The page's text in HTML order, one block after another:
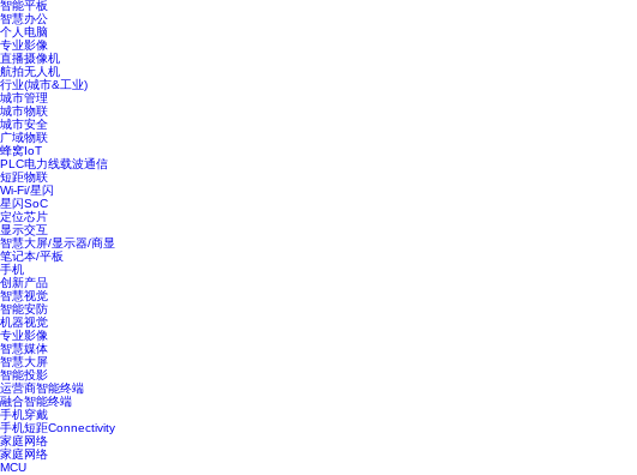
智能平板
智慧办公
个人电脑
专业影像
直播摄像机
航拍无人机
行业(城市&工业)
城市管理
城市物联
城市安全
广域物联
蜂窝IoT
PLC电力线载波通信
短距物联
Wi-Fi/星闪
星闪SoC
定位芯片
显示交互
智慧大屏/显示器/商显
笔记本/平板
手机
创新产品
智慧视觉
智能安防
机器视觉
专业影像
智慧媒体
智慧大屏
智能投影
运营商智能终端
融合智能终端
手机穿戴
手机短距Connectivity
家庭网络
家庭网络
MCU